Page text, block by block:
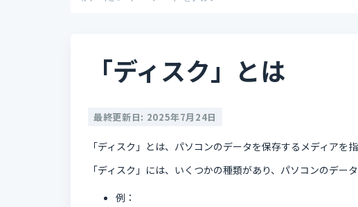
「ディスク」とは
最終更新日: 2025年7月24日
「ディスク」とは、パソコンのデータを保存するメディアを指
「ディスク」には、いくつかの種類があり、パソコンのデー
例：